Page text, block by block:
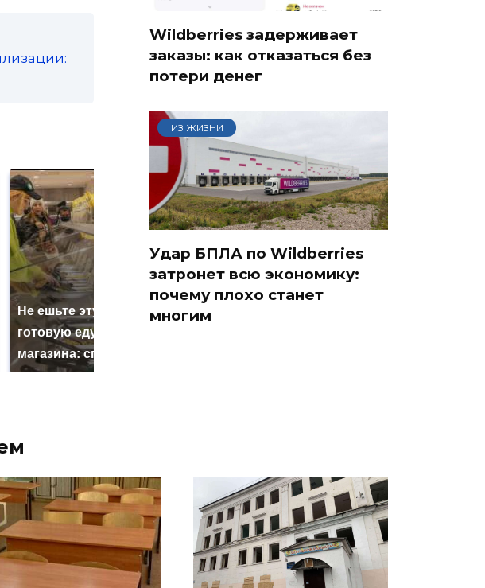
Не ешьте эту
готовую еду из
магазина: список
В ОАЭ произошло
Wildberries задерживает
заказы: как отказаться без
потери денег
ИЗ ЖИЗНИ
Удар БПЛА по Wildberries
затронет всю экономику:
почему плохо станет
многим